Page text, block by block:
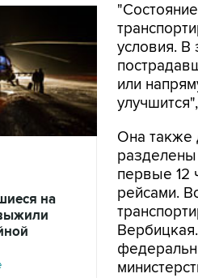
на
условия. В
или
Она также
первые 12
рейсами.